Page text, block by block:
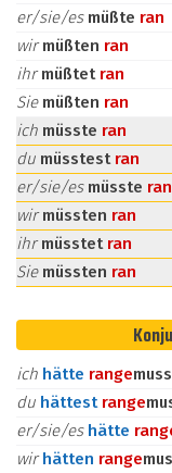
er/sie/es müßte ran
wirmüßten ran
ihrmüßtet ran
Sie müßten ran
ich müsste ran
du müsstest ran
er/sie/es müsste ran
wirmüssten ran
ihrmüsstet ran
Sie müssten ran
ich hätte range
du hättest range
er/sie/es hätte ran
wirhätten range